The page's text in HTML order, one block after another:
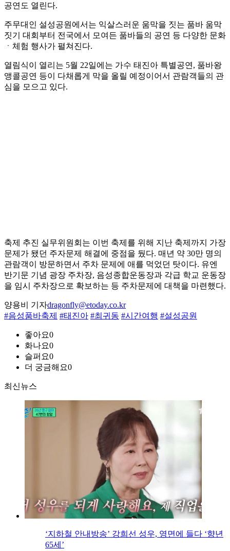
공연도 열린다.
주무대인 설성공원에서는 익살스러운 움막을 짓는 품바 움막
짓기 대회부터 전국에서 모여든 품바들의 공연 등 다양한 문화
ㆍ체험 행사가 펼쳐진다.
열림식이 열리는 5월 22일에는 가수 태진아 특별공연, 품바왕
앵콜공연 등이 다채롭게 막을 올릴 예정이어서 관람객들의 관
심을 모으고 있다.
축제 추진 실무위원회는 이번 축제를 위해 지난 축제까지 가장
문제가 됐던 주자문제 해결에 중점을 뒀다. 매년 약 30만 명의
관람객이 방문하면서 주차 문제에 애를 먹었던 탓이다. 유엔
반기문 기념 광장 주차장, 음성종합운동장과 각급 학교 운동장
을 임시 주차장으로 확보하는 등 주차문제에 대책을 마련했다.
양용비 기자dragonfly@etoday.co.kr
#음성품바축제 #태진아 #최귀동 #시간여행 #설성공원
좋아요0
화나요0
슬퍼요0
더 궁금해요0
최신뉴스
‘지하철 안내방송’ 강희선 성우, 영면에 들다 ‘향년
65세’